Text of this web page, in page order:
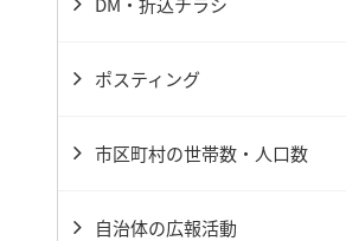
ポスティング
市区町村の世帯数・人口数
自治体の広報活動